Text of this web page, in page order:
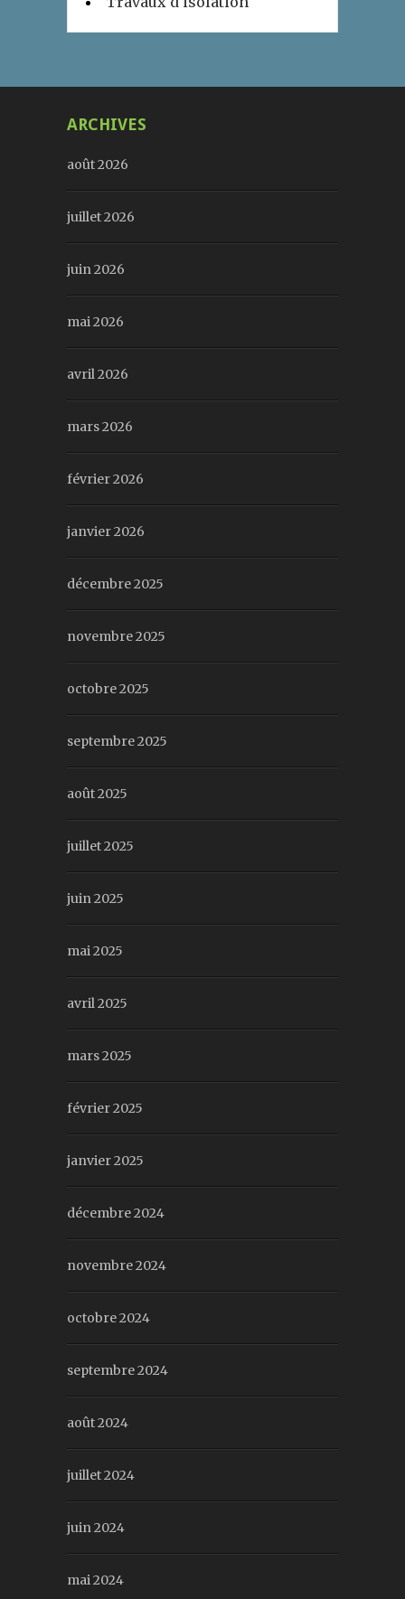
ARCHIVES
août 2026
juillet 2026
juin 2026
mai 2026
avril 2026
mars 2026
février 2026
janvier 2026
décembre 2025
novembre 2025
octobre 2025
septembre 2025
août 2025
juillet 2025
juin 2025
mai 2025
avril 2025
mars 2025
février 2025
janvier 2025
décembre 2024
novembre 2024
octobre 2024
septembre 2024
août 2024
juillet 2024
juin 2024
mai 2024